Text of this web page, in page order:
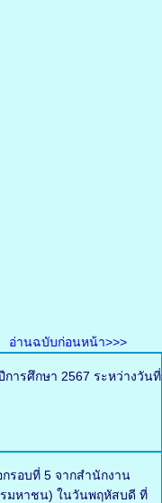
อ่านฉบับก่อนหน้า>>>
ารศึกษา 2567 ระหว่างวันที่
รอบที่ 5 จากสำนักงาน
มหาชน) ในวันพฤหัสบดี ที่